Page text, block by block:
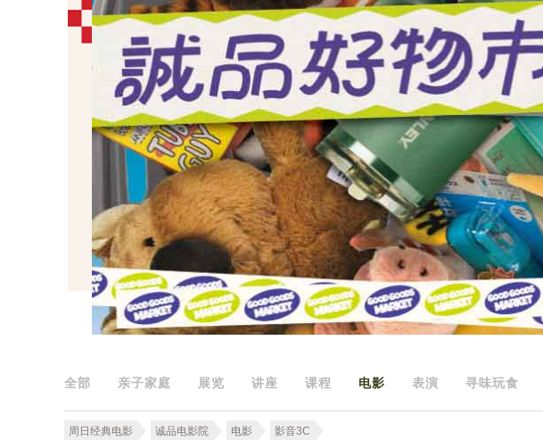
全部 亲子家庭 展览 讲座 课程 电影 表演 寻味玩食
周日经典电影 诚品电影院 电影 影音3C